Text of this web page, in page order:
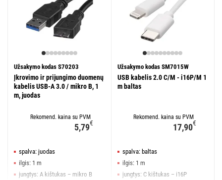
Užsakymo kodas S70203
Įkrovimo ir prijungimo duomenų
kabelis USB-A 3.0 / mikro B, 1
m, juodas
Rekomend. kaina su PVM
5,79€
spalva: juodas
ilgis: 1 m
jungtys: A kištukas – mikro B
Užsakymo kodas SM7015W
USB kabelis 2.0 C/M - i16P/M 1
m baltas
Rekomend. kaina su PVM
17,90€
spalva: baltas
ilgis: 1 m
jungtys: C kištukas – i16P